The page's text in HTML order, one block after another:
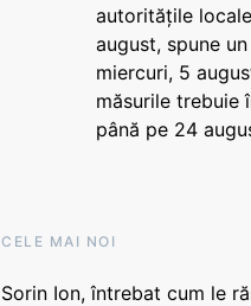
autoritățile
august, spune
miercuri, 5
măsurile trebuie
până pe 24
CELE MAI NOI
Sorin Ion, întrebat cum le